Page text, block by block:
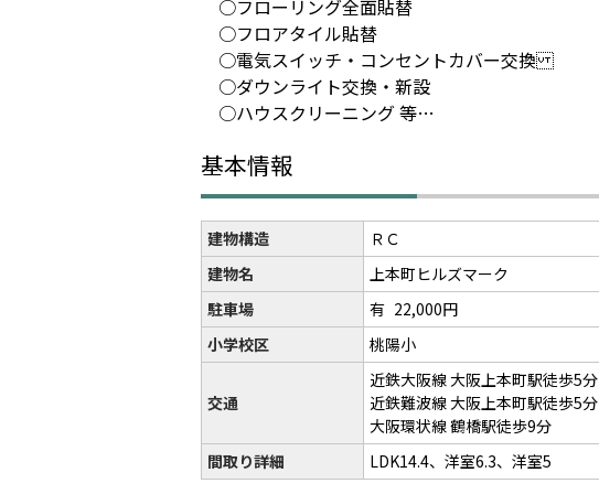
○フローリング全面貼替
○フロアタイル貼替
○電気スイッチ・コンセントカバー交換
○ダウンライト交換・新設
○ハウスクリーニング 等…
基本情報
建物構造 ＲＣ
建物名
上本町ヒルズマーク
駐車場
有 22,000円
小学校区
桃陽小
交通
近鉄大阪線 大阪上本町駅徒歩5分
近鉄難波線 大阪上本町駅徒歩5分
大阪環状線 鶴橋駅徒歩9分
間取り詳細
LDK14.4、洋室6.3、洋室5